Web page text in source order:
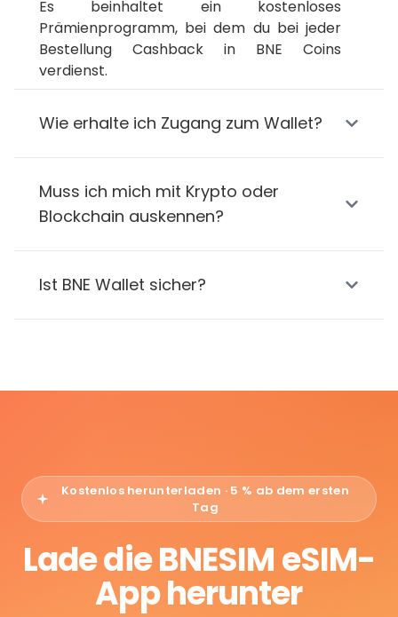
Es beinhaltet ein kostenloses
Prämienprogramm, bei dem du bei jeder
Bestellung Cashback in BNE Coins
verdienst.
Wie erhalte ich Zugang zum Wallet?
Muss ich mich mit Krypto oder
Blockchain auskennen?
Ist BNE Wallet sicher?
Kostenlos herunterladen · 5 % ab dem ersten
Tag
Lade die BNESIM eSIM-
App herunter